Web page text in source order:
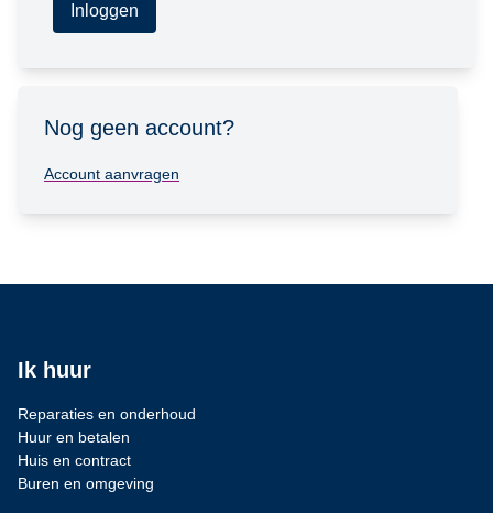
Inloggen
Nog geen account?
Account aanvragen
Ik huur
Reparaties en onderhoud
Huur en betalen
Huis en contract
Buren en omgeving